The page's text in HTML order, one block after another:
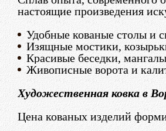
настоящие произведения
Удобные кованые столы и
Изящные мостики,
Красивые беседки,
Живописные ворота и
Художественная ковка в
Цена кованых изделий